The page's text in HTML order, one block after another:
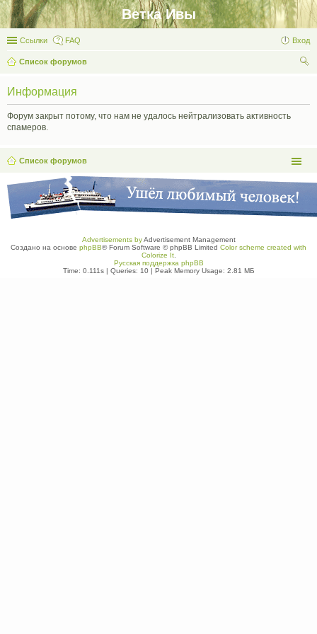
Ветка Ивы
Ссылки FAQ Вход
Список форумов
Информация
Форум закрыт потому, что нам не удалось нейтрализовать активность
спамеров.
Список форумов
Advertisements byAdvertisement Management
Создано на основе phpBB® Forum Software © phpBB Limited Color scheme created with
Colorize It.
Русская поддержка phpBB
Time: 0.111s| Queries: 10| Peak Memory Usage: 2.81 МБ